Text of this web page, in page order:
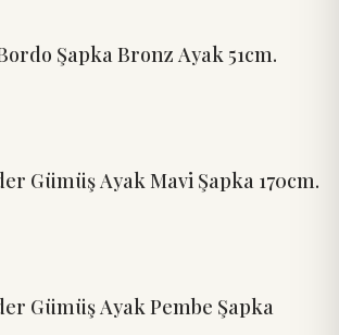
Şapka Bronz Ayak 51cm.
Gümüş Ayak Mavi Şapka 170cm.
Gümüş Ayak Pembe Şapka